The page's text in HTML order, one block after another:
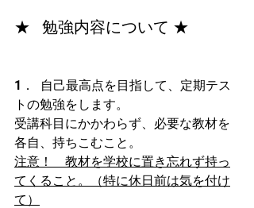
★   勉強内容について ★
1．  自己最高点を目指して、定期テス
トの勉強をします。
受講科目にかかわらず、必要な教材を
各自、持ちこむこと。
注意！　教材を学校に置き忘れず持っ
てくること。（特に休日前は気を付け
て）